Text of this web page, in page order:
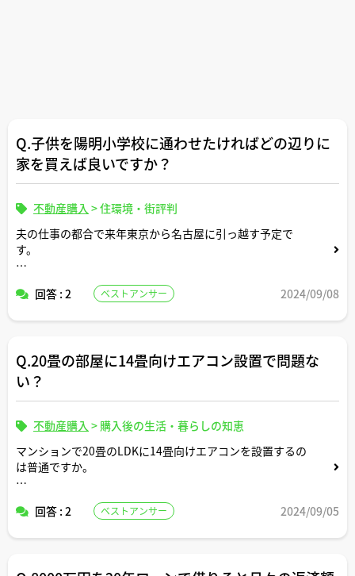
Q.子供を陽明小学校に通わせたければどの辺りに
家を買えば良いですか？
不動産購入 >住環境・街評判
夫の仕事の都合で来年東京から名古屋に引っ越す予定で
す。
させたいのですが、名古屋のどの辺りに引っ越すのがおす
ちなみに、陽明小学校は人気でお金持ちの子が多いという
話を聞いたのですが実際のところどんな感じかについても
コメントいただけますと幸いです。
回答 : 2 ベストアンサー 2024/09/08
Q.20畳の部屋に14畳向けエアコン設置で問題な
い？
不動産購入 > 購入後の生活・暮らしの知恵
マンションで20畳のLDKに14畳向けエアコンを設置するの
は普通ですか。
回答 : 2
ベストアンサー 2024/09/05